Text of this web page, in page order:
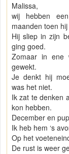
Malissa,
wij hebben
maanden toen
Hij sliep in zijn
ging goed.
Zomaar in ene
gewekt.
Je denkt hij
was het niet.
Ik zat te denken
kon hebben.
December en
Ik heb hem ‘s
Op het
De rust is weer